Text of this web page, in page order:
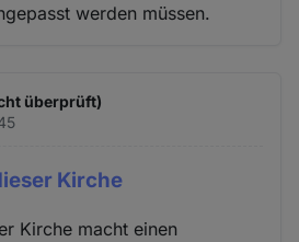
werden müssen.
überprüft)
Kirche
Kirche macht einen